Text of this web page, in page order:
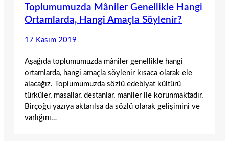
Toplumumuzda Mâniler Genellikle Hangi
Ortamlarda, Hangi Amaçla Söylenir?
17 Kasım 2019
Aşağıda toplumumuzda mâniler genellikle hangi
ortamlarda, hangi amaçla söylenir kısaca olarak ele
alacağız. Toplumumuzda sözlü edebiyat kültürü
türküler, masallar, destanlar, maniler ile korunmaktadır.
Birçoğu yazıya aktarılsa da sözlü olarak gelişimini ve
varlığını…